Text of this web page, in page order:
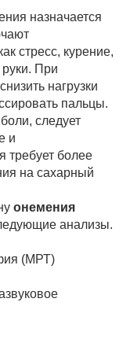
назначается
стресс, курение,
При
нагрузки
пальцы.
следует
и
требует более
на сахарный
онемения
анализы.
(МРТ)